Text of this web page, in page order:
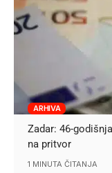
ARHIVA
Zadar: 46-
na pritvor
1 MINUTA ČITANJA